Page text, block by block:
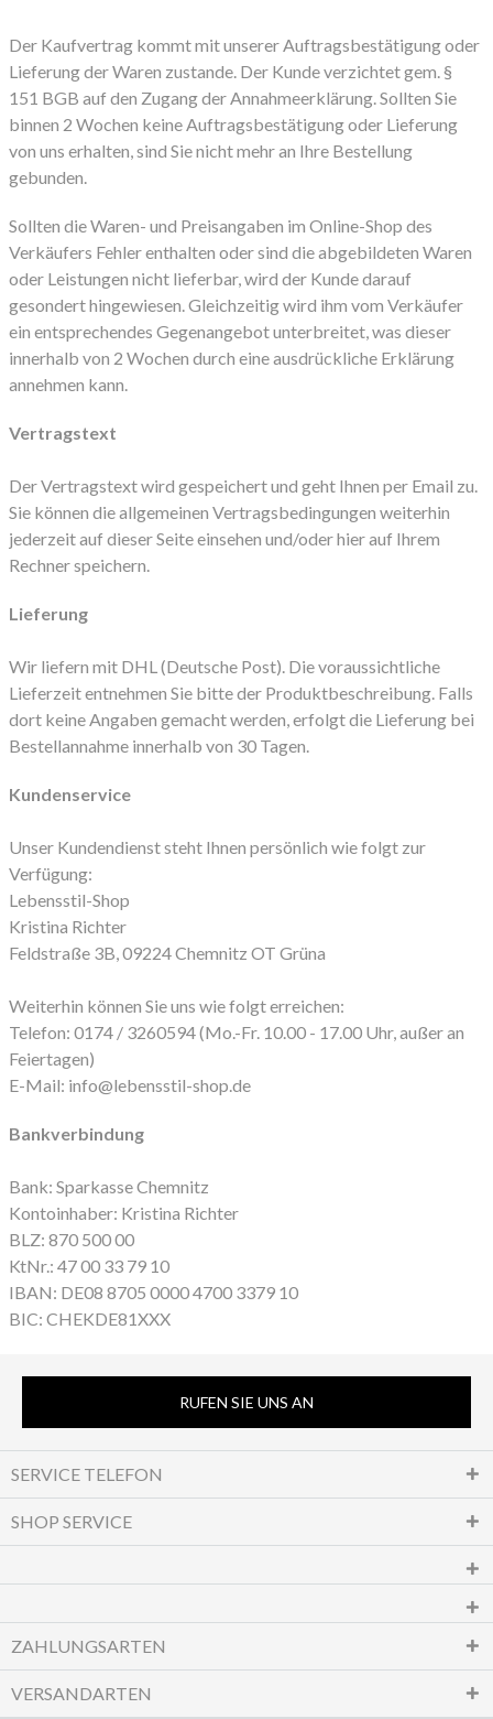
Der Kaufvertrag kommt mit unserer Auftragsbestätigung oder
Lieferung der Waren zustande. Der Kunde verzichtet gem. §
151 BGB auf den Zugang der Annahmeerklärung. Sollten Sie
binnen 2 Wochen keine Auftragsbestätigung oder Lieferung
von uns erhalten, sind Sie nicht mehr an Ihre Bestellung
gebunden.
Sollten die Waren- und Preisangaben im Online-Shop des
Verkäufers Fehler enthalten oder sind die abgebildeten Waren
oder Leistungen nicht lieferbar, wird der Kunde darauf
gesondert hingewiesen. Gleichzeitig wird ihm vom Verkäufer
ein entsprechendes Gegenangebot unterbreitet, was dieser
innerhalb von 2 Wochen durch eine ausdrückliche Erklärung
annehmen kann.
Vertragstext
Der Vertragstext wird gespeichert und geht Ihnen per Email zu.
Sie können die allgemeinen Vertragsbedingungen weiterhin
jederzeit auf dieser Seite einsehen und/oder hier auf Ihrem
Rechner speichern.
Lieferung
Wir liefern mit DHL (Deutsche Post). Die voraussichtliche
Lieferzeit entnehmen Sie bitte der Produktbeschreibung. Falls
dort keine Angaben gemacht werden, erfolgt die Lieferung bei
Bestellannahme innerhalb von 30 Tagen.
Kundenservice
Unser Kundendienst steht Ihnen persönlich wie folgt zur
Verfügung:
Lebensstil-Shop
Kristina Richter
Feldstraße 3B, 09224 Chemnitz OT Grüna
Weiterhin können Sie uns wie folgt erreichen:
Telefon: 0174 / 3260594 (Mo.-Fr. 10.00 - 17.00 Uhr, außer an
Feiertagen)
E-Mail: info@lebensstil-shop.de
Bankverbindung
Bank: Sparkasse Chemnitz
Kontoinhaber: Kristina Richter
BLZ: 870 500 00
KtNr.: 47 00 33 79 10
IBAN: DE08 8705 0000 4700 3379 10
BIC: CHEKDE81XXX
RUFEN SIE UNS AN
SERVICE TELEFON
SHOP SERVICE
ZAHLUNGSARTEN
VERSANDARTEN